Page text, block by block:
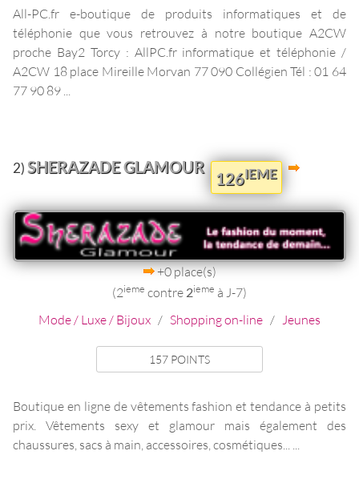
All-PC.fr e-boutique de produits informatiques et de
téléphonie que vous retrouvez à notre boutique A2CW
proche Bay2 Torcy : AllPC.fr informatique et téléphonie /
A2CW 18 place Mireille Morvan 77 090 Collégien Tél : 01 64
77 90 89 ...
2)SHERAZADE GLAMOUR
126IEME
+0 place(s)
(2ieme contre 2ieme à J-7)
Mode / Luxe / Bijoux / Shopping on-line / Jeunes
157 POINTS
Boutique en ligne de vêtements fashion et tendance à petits
prix. Vêtements sexy et glamour mais également des
chaussures, sacs à main, accessoires, cosmétiques... ...